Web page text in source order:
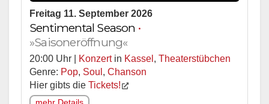
Freitag 11. September 2026
Sentimental Season •
»Saisoneröffnung«
20:00 Uhr | Konzertin Kassel , Theaterstübchen
Genre: Pop, Soul , Chanson
Hier gibts die Tickets!